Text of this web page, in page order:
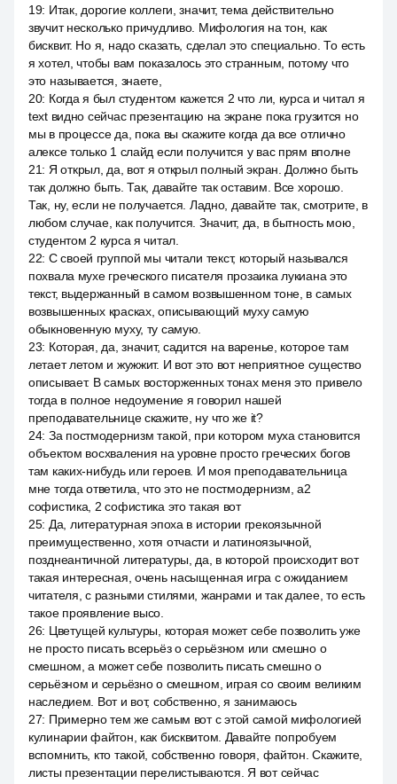
19: Итак, дорогие коллеги, значит, тема действительно
звучит несколько причудливо. Мифология на тон, как
бисквит. Но я, надо сказать, сделал это специально. То есть
я хотел, чтобы вам показалось это странным, потому что
это называется, знаете,
20: Когда я был студентом кажется 2 что ли, курса и читал я
text видно сейчас презентацию на экране пока грузится но
мы в процессе да, пока вы скажите когда да все отлично
алексе только 1 слайд если получится у вас прям вполне
21: Я открыл, да, вот я открыл полный экран. Должно быть
так должно быть. Так, давайте так оставим. Все хорошо.
Так, ну, если не получается. Ладно, давайте так, смотрите, в
любом случае, как получится. Значит, да, в бытность мою,
студентом 2 курса я читал.
22: С своей группой мы читали текст, который назывался
похвала мухе греческого писателя прозаика лукиана это
текст, выдержанный в самом возвышенном тоне, в самых
возвышенных красках, описывающий муху самую
обыкновенную муху, ту самую.
23: Которая, да, значит, садится на варенье, которое там
летает летом и жужжит. И вот это вот неприятное существо
описывает. В самых восторженных тонах меня это привело
тогда в полное недоумение я говорил нашей
преподавательнице скажите, ну что же it?
24: За постмодернизм такой, при котором муха становится
объектом восхваления на уровне просто греческих богов
там каких-нибудь или героев. И моя преподавательница
мне тогда ответила, что это не постмодернизм, a2
софистика, 2 софистика это такая вот
25: Да, литературная эпоха в истории грекоязычной
преимущественно, хотя отчасти и латиноязычной,
позднеантичной литературы, да, в которой происходит вот
такая интересная, очень насыщенная игра с ожиданием
читателя, с разными стилями, жанрами и так далее, то есть
такое проявление высо.
26: Цветущей культуры, которая может себе позволить уже
не просто писать всерьёз о серьёзном или смешно о
смешном, а может себе позволить писать смешно о
серьёзном и серьёзно о смешном, играя со своим великим
наследием. Вот и вот, собственно, я занимаюсь
27: Примерно тем же самым вот с этой самой мифологией
кулинарии файтон, как бисквитом. Давайте попробуем
вспомнить, кто такой, собственно говоря, файтон. Скажите,
листы презентации перелистываются. Я вот сейчас